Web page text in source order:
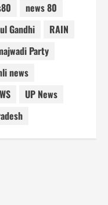
news 80
Gandhi
RAIN
Party
news
UP News